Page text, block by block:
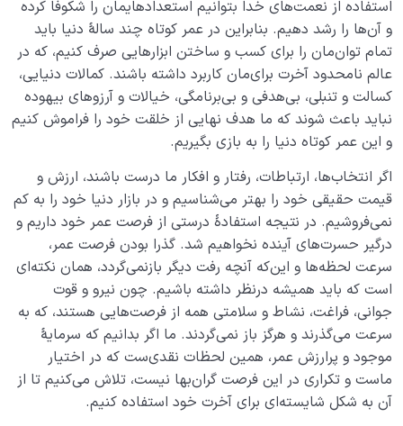
استفاده از نعمت‌های خدا بتوانیم استعدادهایمان را شکوفا کرده
و آن‌ها را رشد دهیم. بنابراین در عمر کوتاه چند سالۀ دنیا باید
تمام توان‌مان را برای کسب و ساختن ابزارهایی صرف کنیم، که در
عالم نامحدود آخرت برای‌مان کاربرد داشته باشند. کمالات دنیایی،
کسالت و تنبلی، بی‌هدفی و بی‌برنامگی، خیالات و آرزوهای بیهوده
نباید باعث شوند که ما هدف نهایی از خلقت خود را فراموش کنیم
و این عمر کوتاه دنیا را به بازی بگیریم.
اگر انتخاب‌ها، ارتباطات، رفتار و افکار ما درست باشند، ارزش و
قیمت حقیقی خود را بهتر می‌شناسیم و در بازار دنیا خود را به کم
نمی‌فروشیم. در نتیجه استفادۀ درستی از فرصت عمر خود داریم و
درگیر حسرت‌های آینده نخواهیم شد. گذرا بودن فرصت عمر،
سرعت لحظه‌ها و این‌که آنچه رفت دیگر بازنمی‌گردد، همان نکته‌ای
است که باید همیشه درنظر داشته باشیم. چون نیرو و قوت
جوانی، فراغت، نشاط و سلامتی همه از فرصت‌هایی هستند، که به
سرعت می‌گذرند و هرگز باز نمی‌گردند. ما اگر بدانیم که سرمایۀ
موجود و پرارزش عمر، همین لحظات نقدی‌ست که در اختیار
ماست و تکراری در این فرصت گران‌بها نیست، تلاش می‌کنیم تا از
آن به شکل شایسته‌ای برای آخرت خود استفاده کنیم.